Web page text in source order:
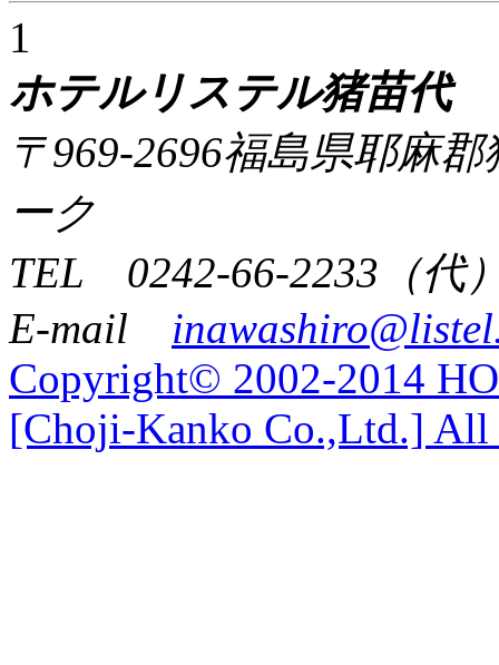
1
ホテルリステル猪苗代
〒969-2696福島県耶麻
ーク
TEL 0242-66-2233
E-mail
Copyright© 2002-2014
[Choji-Kanko Co.,Ltd.] All